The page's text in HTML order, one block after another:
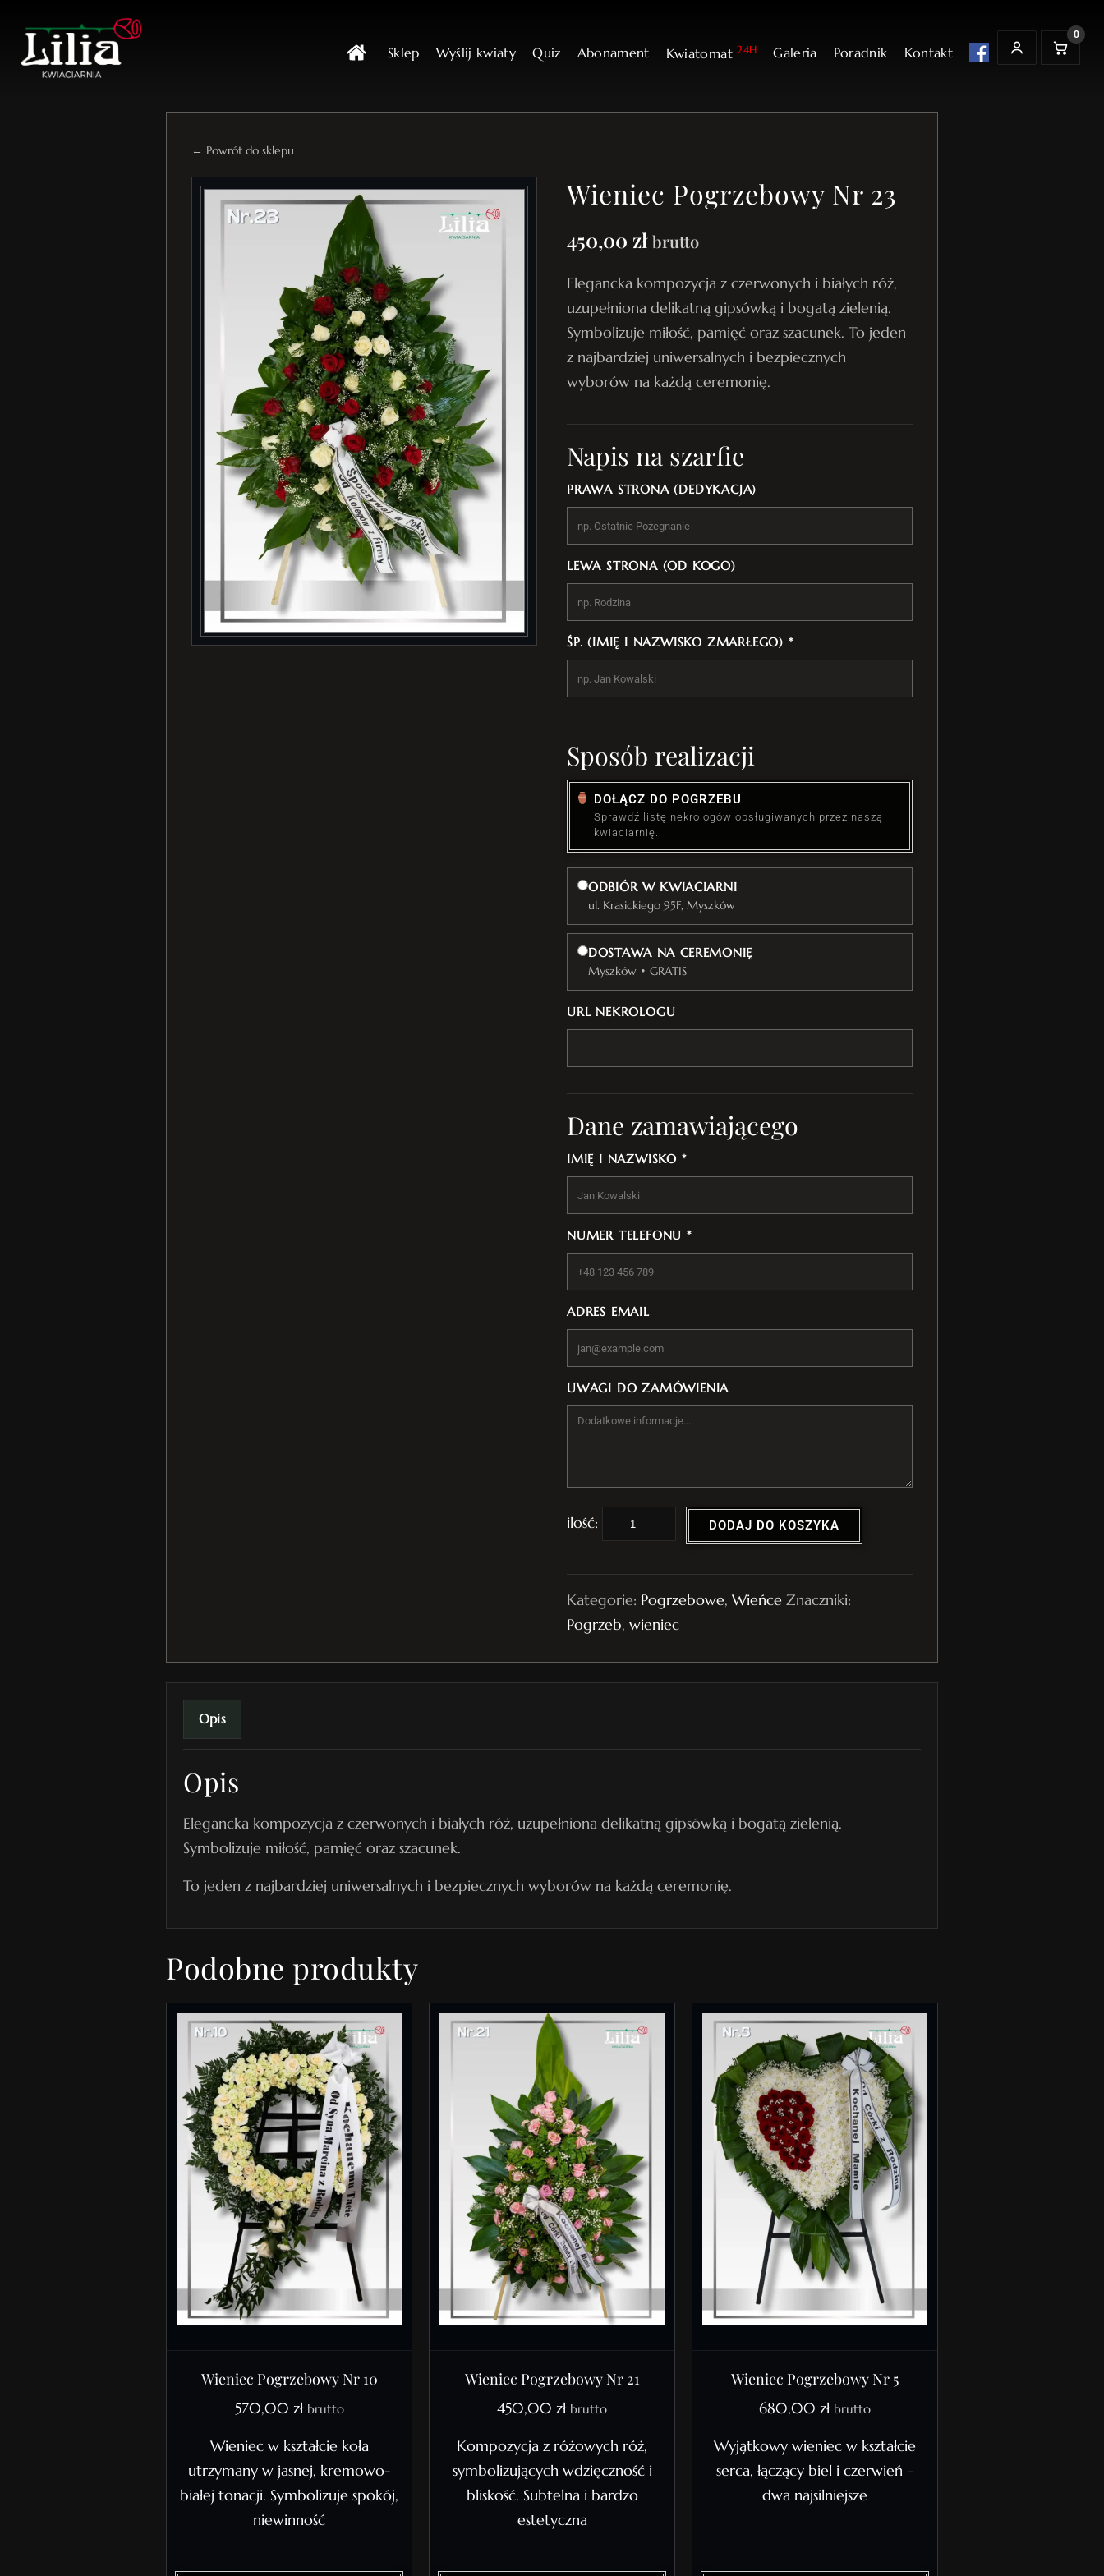
Sklep Wyślij kwiaty Quiz Abonament Kwiatomat 24H Galeria Poradnik Kontakt MOJE KONTO
0
K
o
← Powrót do sklepu
Wieniec Pogrzebowy Nr 23
450,00 zł brutto
Elegancka kompozycja z czerwonych i białych róż,
uzupełniona delikatną gipsówką i bogatą zielenią.
Symbolizuje miłość, pamięć oraz szacunek. To jeden
z najbardziej uniwersalnych i bezpiecznych
wyborów na każdą ceremonię.
Napis na szarfie
PRAWA STRONA (DEDYKACJA)
LEWA STRONA (OD KOGO)
ŚP. (IMIĘ I NAZWISKO ZMARŁEGO) *
Sposób realizacji
DOŁĄCZ DO POGRZEBU
Sprawdź listę nekrologów obsługiwanych przez naszą
kwiaciarnię.
ODBIÓR W KWIACIARNI
ul. Krasickiego 95F, Myszków
DOSTAWA NA CEREMONIĘ
Myszków • GRATIS
URL NEKROLOGU
Dane zamawiającego
IMIĘ I NAZWISKO *
NUMER TELEFONU *
ADRES EMAIL
UWAGI DO ZAMÓWIENIA
l
i
P
r
w
y
2
3
DODAJ DO KOSZYKA
Kategorie: Pogrzebowe, Wieńce Znaczniki:
Pogrzeb, wieniec
Opis
Opis
Elegancka kompozycja z czerwonych i białych róż, uzupełniona delikatną gipsówką i bogatą zielenią.
Symbolizuje miłość, pamięć oraz szacunek.
To jeden z najbardziej uniwersalnych i bezpiecznych wyborów na każdą ceremonię.
Podobne produkty
Wieniec Pogrzebowy Nr 10
570,00 zł brutto
Wieniec w kształcie koła
utrzymany w jasnej, kremowo-
białej tonacji. Symbolizuje spokój,
niewinność
Wieniec Pogrzebowy Nr 21
450,00 zł brutto
Kompozycja z różowych róż,
symbolizujących wdzięczność i
bliskość. Subtelna i bardzo
estetyczna
Wieniec Pogrzebowy Nr 5
680,00 zł brutto
Wyjątkowy wieniec w kształcie
serca, łączący biel i czerwień –
dwa najsilniejsze